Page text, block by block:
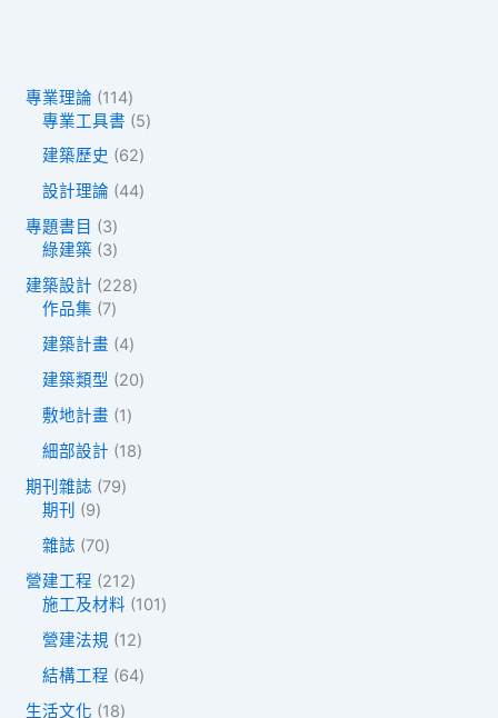
專業理論 1141
1
個
產
專業工具書 55
建築歷史 626
個
設計理論 444
專題書目 33
個
品
綠建築 33
產
品
建築設計 2282
個
產
作品集 77
產
品
建築計畫 44
產
品
建築類型 202
產
敷地計畫 11
產
品
細部設計 181
期刊雜誌 797
品
期刊 99
產
品
雜誌 707
個
產
品
營建工程 2122
1
個
產
施工及材料 1011
營建法規 121
個
結構工程 646
生活文化 181